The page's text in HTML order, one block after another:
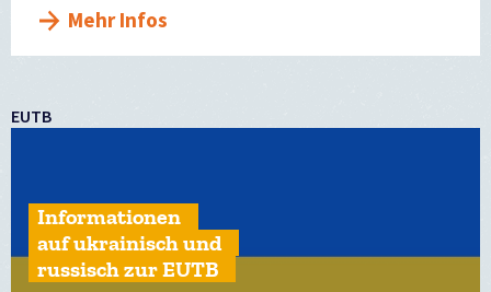
Mehr Infos
EUTB
Informationen
auf ukrainisch und
russisch zur EUTB